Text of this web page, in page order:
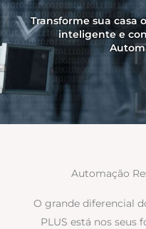
Transforme sua casa
inteligente e
Automação
O grande diferencial
PLUS está nos seus